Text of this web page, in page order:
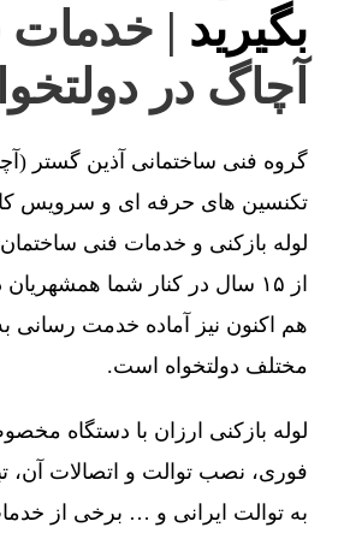
بگیرید | خدمات
آچاگ در
گروه فنی ساختمانی آذین گستر
تکنسین های حرفه ای و سرویس
لوله بازکنی و خدمات فنی
از ۱۵ سال در کنار شما
هم اکنون نیز آماده خدمت رسانی
مختلف دولتخواه است.
لوله بازکنی ارزان با دستگاه
فوری، نصب توالت و اتصالات آن،
به توالت ایرانی و … برخی از